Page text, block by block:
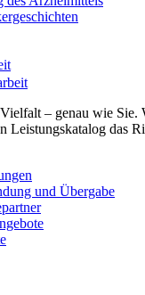
– genau wie Sie.
Leistungskatalog das
und Übergabe